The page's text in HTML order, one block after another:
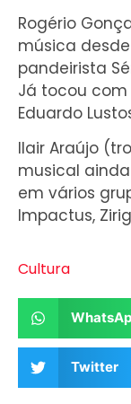
Rogério
música
pandeirista
Já tocou com
Eduardo
Ilair Araújo
musical
em vários
Impactus,
Cultura
Twitter